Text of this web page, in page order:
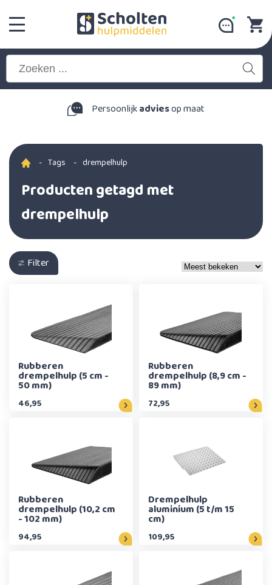
Persoonlijkadviesop maat
- Tags - drempelhulp
Producten getagd met
drempelhulp
Filter
Rubberen
drempelhulp (5 cm -
50 mm)
46,95
Rubberen
drempelhulp (8,9 cm -
89 mm)
72,95
Rubberen
drempelhulp (10,2 cm
- 102 mm)
94,95
Drempelhulp
aluminium (5 t/m 15
cm)
109,95